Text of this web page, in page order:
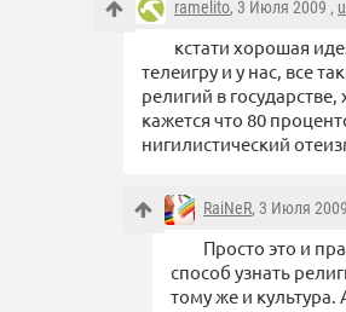
ramelito, 3 Июля 2009 ,
кстати хорошая
телеигру и у нас, все
религий в
кажется что 80
нигилистический
RaiNeR, 3 Июля
Просто это и
способ узнать
тому же и культура.